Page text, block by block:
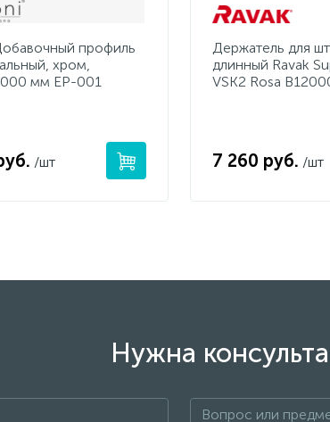
профиль
хром,
мм EP-001
/шт
Держатель для
длинный Ravak
VSK2 Rosa
7 260 руб. /шт
Нужна